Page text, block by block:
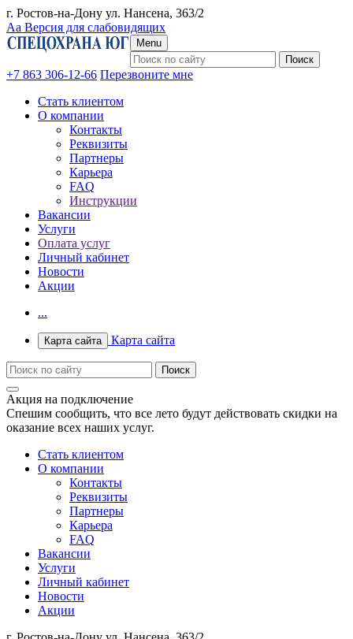
г. Ростов-на-Дону ул. Нансена, 363/2
Аа Версия для слабовидящих
Menu
+7 863 306-12-66 Перезвоните мне
Стать клиентом
О компании
Контакты
Реквизиты
Партнеры
Карьера
FAQ
Инструкции
Вакансии
Услуги
Оплата услуг
Личный кабинет
Новости
Акции
...
Карта сайта Карта сайта
Акция на подключение
Спешим сообщить, что все лето будут действовать скидки на
оказание всех наших услуг.
Стать клиентом
О компании
Контакты
Реквизиты
Партнеры
Карьера
FAQ
Вакансии
Услуги
Личный кабинет
Новости
Акции